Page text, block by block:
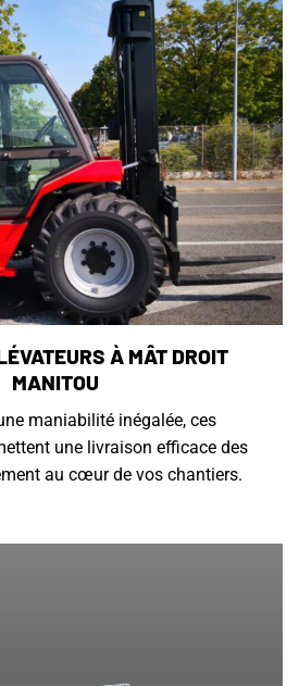
À MÂT DROIT
MANITOU
maniabilité inégalée, ces
une livraison efficace des
au cœur de vos chantiers.